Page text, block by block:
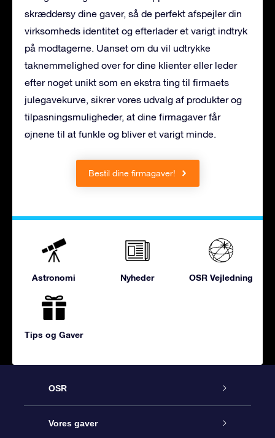
skræddersy dine gaver, så de perfekt afspejler din
virksomheds identitet og efterlader et varigt indtryk
på modtagerne. Uanset om du vil udtrykke
taknemmelighed over for dine klienter eller leder
efter noget unikt som en ekstra ting til firmaets
julegavekurve, sikrer vores udvalg af produkter og
tilpasningsmuligheder, at dine firmagaver får
øjnene til at funkle og bliver et varigt minde.
Bestil dine firmagaver!
Astronomi Nyheder OSR Vejledning
Tips og Gaver
OSR
Kundeservice
Vores gaver